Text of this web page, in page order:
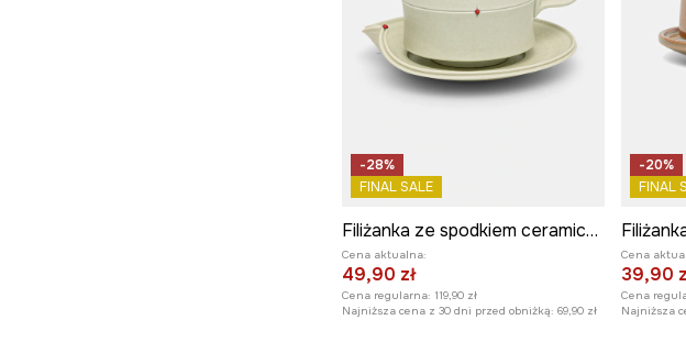
-28%
FINAL SALE
Filiżanka ze spodkiem ceramiczna
Cena aktualna:
49,90 zł
Cena regularna: 119,90 zł
Najniższa cena z 30 dni przed obniżką: 69,90 zł
-20%
FINAL
Cena
39,90
Cena
Najniższa